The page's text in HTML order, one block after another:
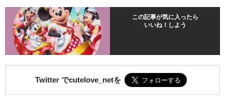
この記事が気に入ったら
いいね！しよう
Twitter でcutelove_netを